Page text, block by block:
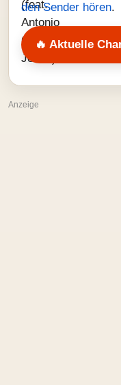
den Sender hören.
🔥 Aktuelle
Anzeige